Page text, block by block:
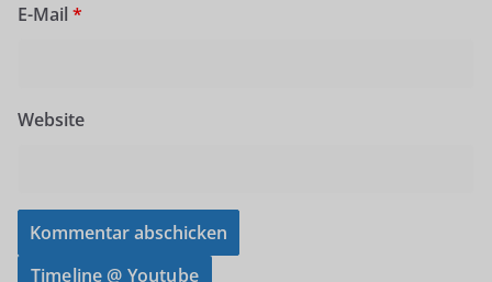
E-Mail *
Website
Timeline @ Youtube